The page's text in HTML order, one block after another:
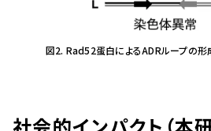
図2. Rad52蛋白によるADRループの形